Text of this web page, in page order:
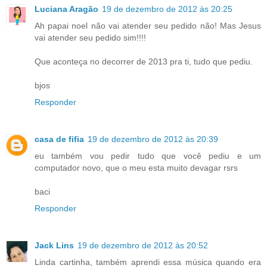
Luciana Aragão 19 de dezembro de 2012 às 20:25
Ah papai noel não vai atender seu pedido não! Mas Jesus
vai atender seu pedido sim!!!!
Que aconteça no decorrer de 2013 pra ti, tudo que pediu.
bjos
Responder
casa de fifia 19 de dezembro de 2012 às 20:39
eu também vou pedir tudo que você pediu e um
computador novo, que o meu esta muito devagar rsrs
baci
Responder
Jack Lins 19 de dezembro de 2012 às 20:52
Linda cartinha, também aprendi essa música quando era